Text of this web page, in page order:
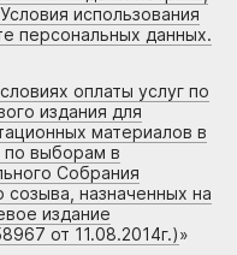
использования
персональных данных.
оплаты услуг по
издания для
материалов в
по выборам в
Собрания
назначенных на
издание
от 11.08.2014г.)»